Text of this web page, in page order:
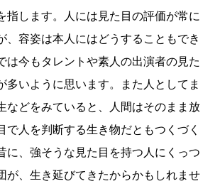
指します。人には見た目の評価が常に
、容姿は本人にはどうすることもでき
は今もタレントや素人の出演者の見た
多いように思います。また人としてま
などをみていると、人間はそのまま放
で人を判断する生き物だともつくづく
に、強そうな見た目を持つ人にくっつ
が、生き延びてきたからかもしれませ